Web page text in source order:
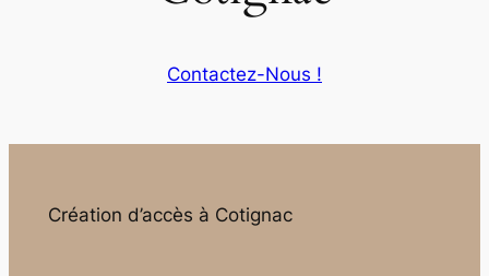
Contactez-Nous !
Création d’accès à Cotignac